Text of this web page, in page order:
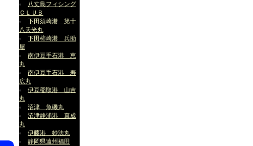
八丈島フィシング
ＣＬＵＢ
下田須崎港 第十
八天光丸
下田柿崎港 兵助
屋
南伊豆手石港 恵
丸
南伊豆手石港 寿
広丸
伊豆稲取港 山吉
丸
沼津 魚磯丸
沼津静浦港 真成
丸
伊藤港 妙法丸
静岡県遠州福田